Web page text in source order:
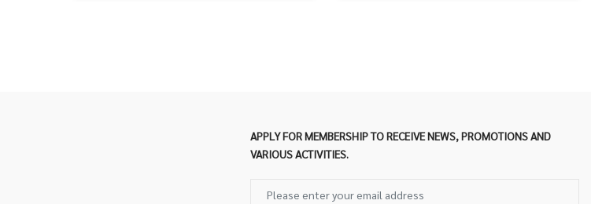
APPLY FOR MEMBERSHIP TO RECEIVE NEWS, PROMOTIONS AND
VARIOUS ACTIVITIES.